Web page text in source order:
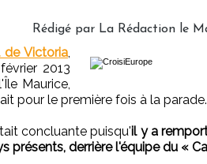
Rédigé par La Rédaction le
de Victoria,
2013
Maurice,
pour le première fois à la parade.
concluante puisqu'il y a
présents, derrière l'équipe du «